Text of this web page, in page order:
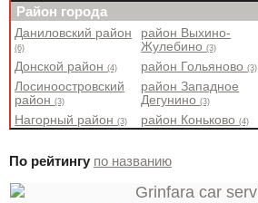
Район города
Даниловский район
(6)
Донской район(4)
Лосиноостровский
район(3)
Нагорный район(3)
район Выхино-
Жулебино(3)
район Гольяново(3)
район Западное
Дегунино(3)
район Коньково(4)
По рейтингу по названию